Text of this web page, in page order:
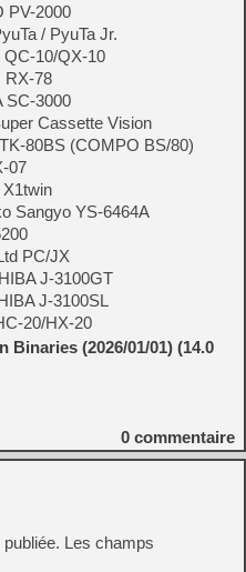
PV-2000
/ PyuTa Jr.
10/QX-10
RX-78
SC-3000
Cassette Vision
80BS (COMPO BS/80)
07
Sangyo YS-6464A
PC/JX
J-3100GT
J-3100SL
20/HX-20
Binaries (2026/01/01) (14.0
0 commentaire
Les champs